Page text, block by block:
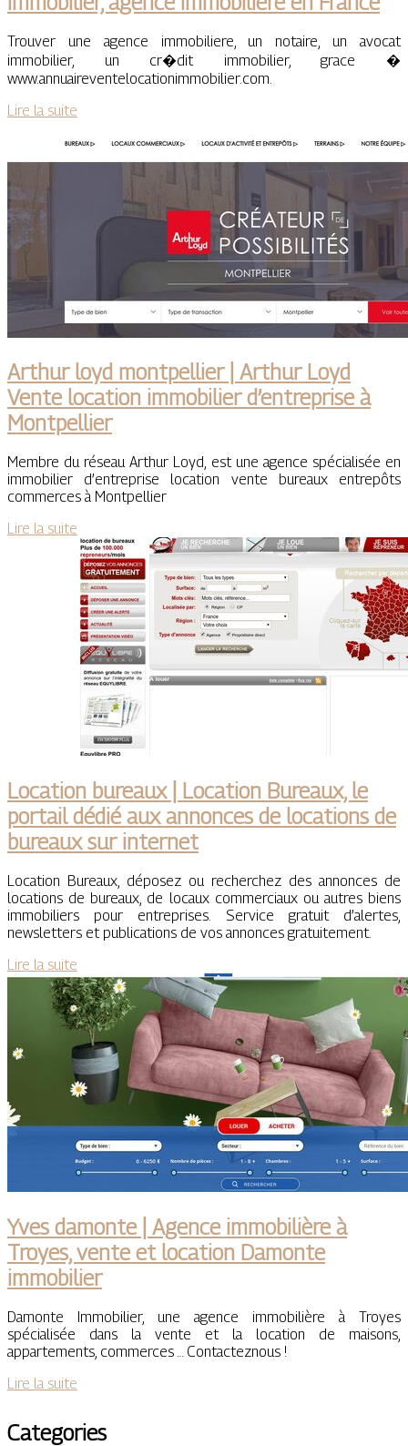
Trouver une agence immobiliere, un notaire, un avocat
immobilier, un cr�dit immobilier, grace �
www.annuaireventelocationimmobilier.com.
Lire la suite
Arthur loyd montpellier | Arthur Loyd
Vente location immobilier d’entreprise à
Montpellier
Membre du réseau Arthur Loyd, est une agence spécialisée en
immobilier d’entreprise location vente bureaux entrepôts
commerces à Montpellier
Lire la suite
Location bureaux | Location Bureaux, le
portail dédié aux annonces de locations de
bureaux sur internet
Location Bureaux, déposez ou recherchez des annonces de
locations de bureaux, de locaux commerciaux ou autres biens
immobiliers pour entreprises. Service gratuit d’alertes,
newsletters et publications de vos annonces gratuitement.
Lire la suite
Yves damonte | Agence immobilière à
Troyes, vente et location Damonte
immobilier
Damonte Immobilier, une agence immobilière à Troyes
spécialisée dans la vente et la location de maisons,
appartements, commerces … Contacteznous !
Lire la suite
Categories